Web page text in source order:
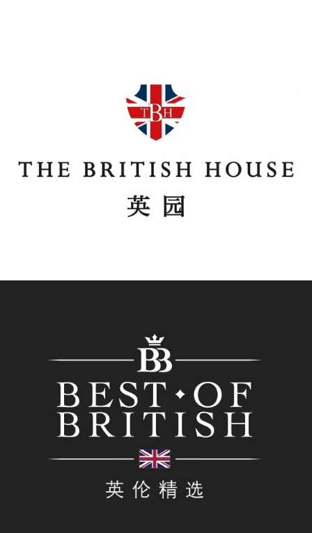
The British House
Regroup produced the first all-British e-commerce
Department store in central Beijing. The mini program
quickly acted as a key sales channel helping to reach
the wider audience beyond the physical store.
The Best Of British
As the official digital agency for the biggest British show
in China, Regroup produced the official WeChat shop for
show, selling multiple brands via WeChat during the
run-up and post the event.